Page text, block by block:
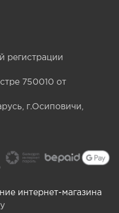
регистрации
750010 от
г.Осиповичи,
интернет-магазина